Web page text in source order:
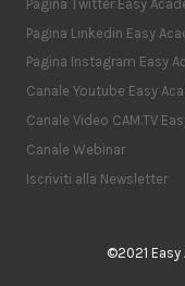
Pagina Twitter Easy
Pagina Linkedin Easy
Pagina Instagram Easy
Canale Youtube Easy
Canale Video CAM.TV
Canale Webinar
Iscriviti alla Newsletter
©2021 Easy